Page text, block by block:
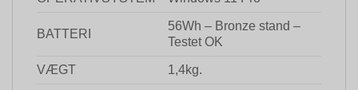
BATTERI
56Wh – Bronze stand –
Testet OK
VÆGT 1,4kg.